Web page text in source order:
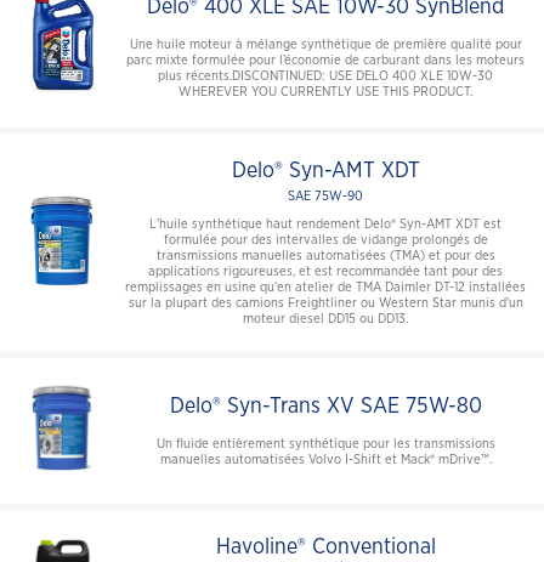
Delo® 400 XLE SAE 10W-30 SynBlend
Une huile moteur à mélange synthétique de première qualité pour
parc mixte formulée pour l’économie de carburant dans les moteurs
plus récents.DISCONTINUED: USE DELO 400 XLE 10W-30
WHEREVER YOU CURRENTLY USE THIS PRODUCT.
Delo® Syn-AMT XDT
SAE 75W-90
L'huile synthétique haut rendement Delo® Syn-AMT XDT est
formulée pour des intervalles de vidange prolongés de
transmissions manuelles automatisées (TMA) et pour des
applications rigoureuses, et est recommandée tant pour des
remplissages en usine qu'en atelier de TMA Daimler DT-12 installées
sur la plupart des camions Freightliner ou Western Star munis d'un
moteur diesel DD15 ou DD13.
Delo® Syn-Trans XV SAE 75W-80
Un fluide entièrement synthétique pour les transmissions
manuelles automatisées Volvo I-Shift et Mack® mDrive™.
Havoline® Conventional